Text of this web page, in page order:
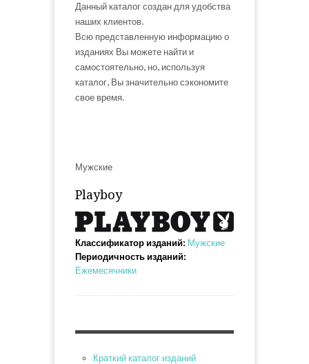
Данный каталог создан для удобства
наших клиентов.
Всю представленную информацию о
изданиях Вы можете найти и
самостоятельно, но, используя
каталог, Вы значительно сэкономите
свое время.
Мужские
Playboy
Классификатор изданий: Мужские
Периодичность изданий:
Ежемесячники
Краткий каталог изданий